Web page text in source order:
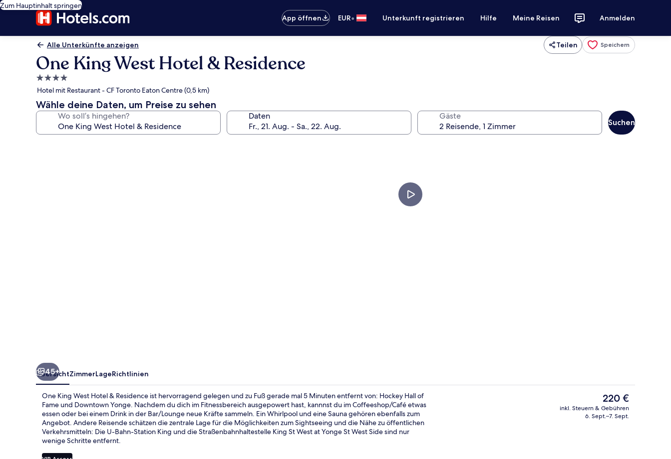
Zum Hauptinhalt springen
App öffnen
EUR• Unterkunft registrieren Hilfe Meine Reisen Anmelden
Alle Unterkünfte anzeigen Teilen Speichern
One King West Hotel & Residence
4.0-
Sterne-
Unterkunft
Hotel mit Restaurant - CF Toronto Eaton Centre (0,5 km)
Wähle deine Daten, um Preise zu sehen
Wo soll’s hingehen? Daten Gäste
Suchen
Bankettsaal
45+
ÜbersichtZimmerLageRichtlinien
One King West Hotel & Residence ist hervorragend gelegen und zu Fuß gerade mal 5 Minuten entfernt von: Hockey Hall of
Fame und Downtown Yonge. Nachdem du dich im Fitnessbereich ausgepowert hast, kannnst du im Coffeeshop/Café etwas
essen oder bei einem Drink in der Bar/Lounge neue Kräfte sammeln. Ein Whirlpool und eine Sauna gehören ebenfalls zum
Angebot. Andere Reisende schätzen die zentrale Lage für die Möglichkeiten zum Sightseeing und die Nähe zu öffentlichen
Verkehrsmitteln: Die U-Bahn-Station King und die Straßenbahnhaltestelle King St West at Yonge St West Side sind nur
wenige Schritte entfernt.
Der
aktuelle
Preis
220 €
inkl. Steuern & Gebühren
6. Sept.–7. Sept.